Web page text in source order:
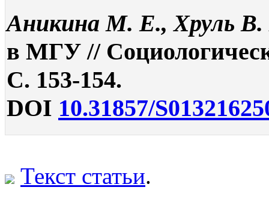
Аникина М. Е., Хруль
в МГУ //
С. 153-154.
DOI 10.31857/
Текст статьи.